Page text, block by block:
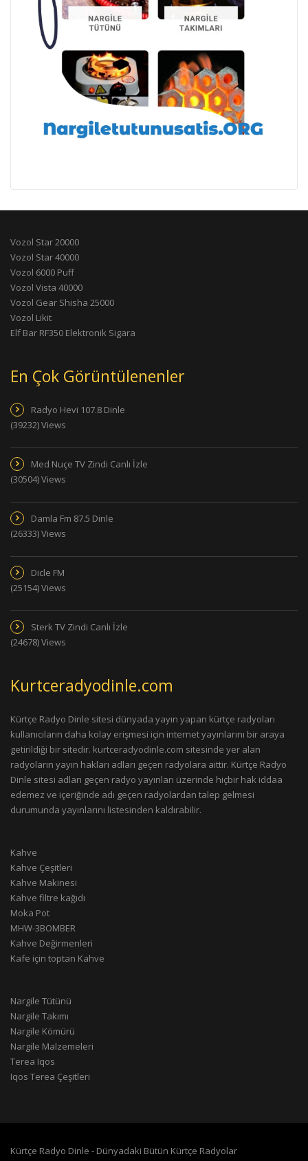
Vozol Star 20000
Vozol Star 40000
Vozol 6000 Puff
Vozol Vista 40000
Vozol Gear Shisha 25000
Vozol Likit
Elf Bar RF350 Elektronik Sigara
En Çok Görüntülenenler
Radyo Hevi 107.8 Dinle
(39232) Views
Med Nuçe TV Zindi Canlı İzle
(30504) Views
Damla Fm 87.5 Dinle
(26333) Views
Dicle FM
(25154) Views
Sterk TV Zindi Canlı İzle
(24678) Views
Kurtceradyodinle.com
Kürtçe Radyo Dinle sitesi dünyada yayın yapan kürtçe radyoları
kullanıcıların daha kolay erişmesi için internet yayınlarını bir araya
getirildiği bir sitedir. kurtceradyodinle.com sitesinde yer alan
radyoların yayın hakları adları geçen radyolara aittir. Kürtçe Radyo
Dinle sitesi adları geçen radyo yayınları üzerinde hiçbir hak iddaa
edemez ve içeriğinde adı geçen radyolardan talep gelmesi
durumunda yayınlarını listesinden kaldırabilir.
Kahve
Kahve Çeşitleri
Kahve Makinesi
Kahve filtre kağıdı
Moka Pot
MHW-3BOMBER
Kahve Değirmenleri
Kafe için toptan Kahve
Nargile Tütünü
Nargile Takımı
Nargile Kömürü
Nargile Malzemeleri
Terea Iqos
Iqos Terea Çeşitleri
Kürtçe Radyo Dinle - Dünyadaki Bütün Kürtçe Radyolar